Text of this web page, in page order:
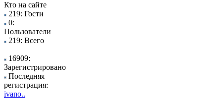
Кто на сайте
219: Гости
0:
Пользователи
219: Всего
16909:
Зарегистрировано
Последняя
регистрация:
ivano..